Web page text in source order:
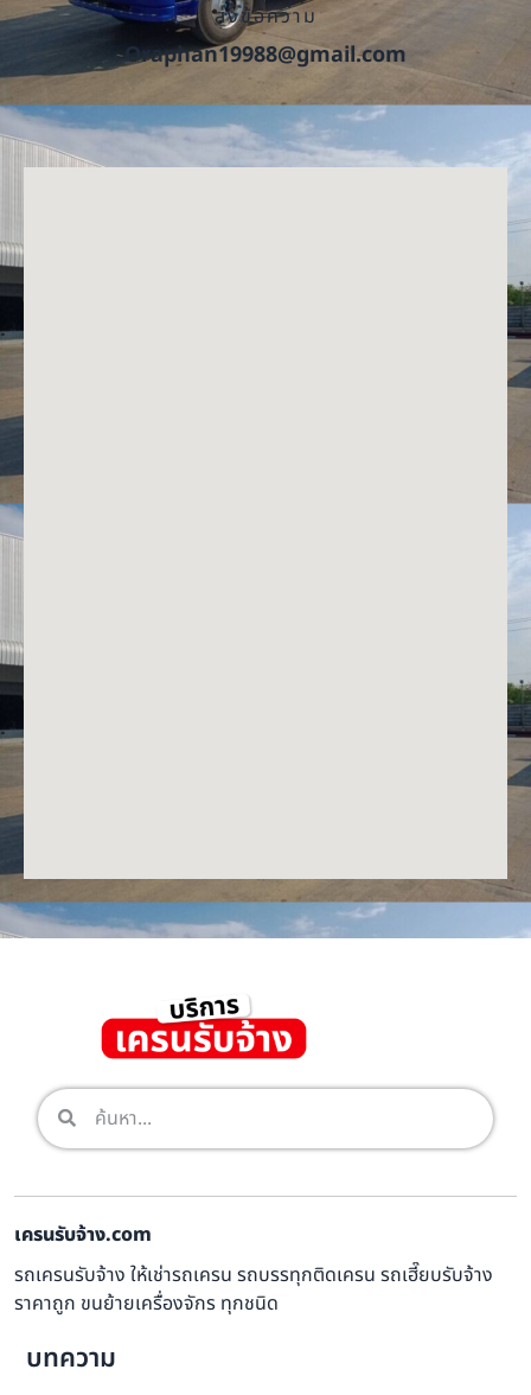
ส่งข้อความ
Oraphan19988@gmail.com
เครนรับจ้าง.com
รถเครนรับจ้าง ให้เช่ารถเครน รถบรรทุกติดเครน รถเฮี๊ยบรับจ้าง
ราคาถูก ขนย้ายเครื่องจักร ทุกชนิด
บทความ